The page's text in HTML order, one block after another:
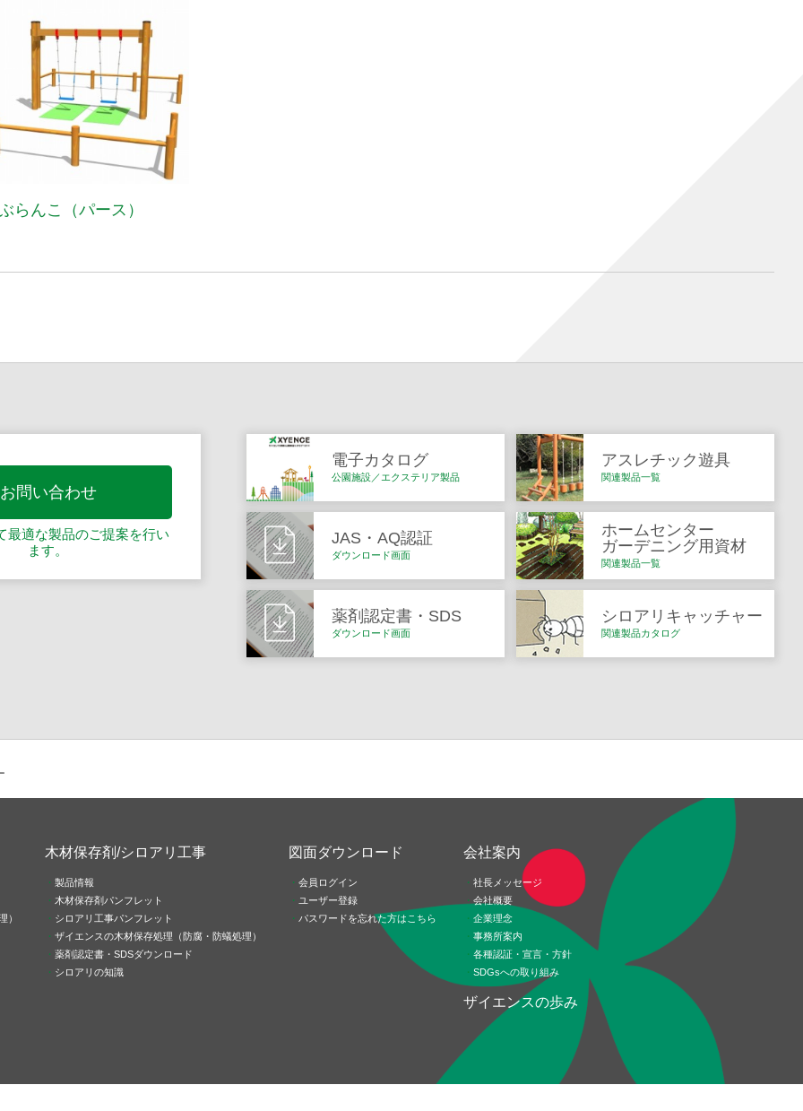
らんこ（パース）
お問い合わせ
最適な製品のご提案を行い
ます。
電子カタログ
公園施設／エクステリア製品
アスレチック遊具
関連製品一覧
JAS・AQ認証
ダウンロード画面
ホームセンター
ガーデニング用資材
関連製品一覧
薬剤認定書・SDS
ダウンロード画面
シロアリキャッチャー
関連製品カタログ
）
木材保存剤/シロアリ工事
製品情報
木材保存剤パンフレット
シロアリ工事パンフレット
ザイエンスの木材保存処理（防腐・防蟻処理）
薬剤認定書・SDSダウンロード
シロアリの知識
図面ダウンロード
会員ログイン
ユーザー登録
パスワードを忘れた方はこちら
会社案内
社長メッセージ
会社概要
企業理念
事務所案内
各種認証・宣言・方針
SDGsへの取り組み
ザイエンスの歩み